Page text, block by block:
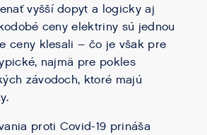
vyšší dopyt a logicky aj
ceny elektriny sú jednou
ceny klesali – čo je však pre
najmä pre pokles
závodoch, ktoré majú
proti Covid-19 prináša